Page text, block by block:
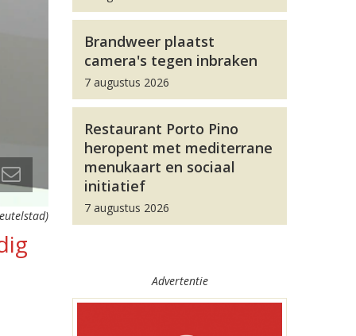
Brandweer plaatst
camera's tegen inbraken
7 augustus 2026
Restaurant Porto Pino
heropent met mediterrane
menukaart en sociaal
initiatief
7 augustus 2026
Advertentie